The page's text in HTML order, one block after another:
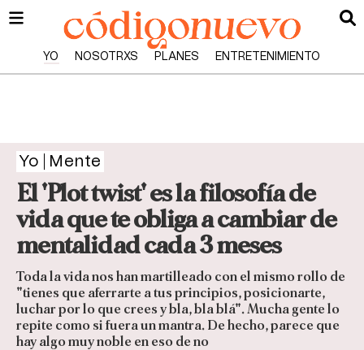
YO NOSOTRXS PLANES ENTRETENIMIENTO
Yo Mente
El 'Plot twist' es la filosofía de
vida que te obliga a cambiar de
mentalidad cada 3 meses
Toda la vida nos han martilleado con el mismo rollo de
"tienes que aferrarte a tus principios, posicionarte,
luchar por lo que crees y bla, bla blá". Mucha gente lo
repite como si fuera un mantra. De hecho, parece que
hay algo muy noble en eso de no